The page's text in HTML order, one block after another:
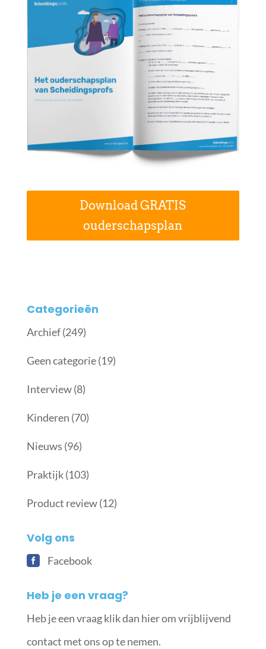
Download GRATIS
ouderschapsplan
Categorieën
Archief(249)
Geen categorie(19)
Interview(8)
Kinderen (70)
Nieuws (96)
Praktijk(103)
Product review(12)
Volg ons
Facebook
Heb je een vraag?
Heb je een vraag klik dan hier om vrijblijvend
contact met ons op te nemen.